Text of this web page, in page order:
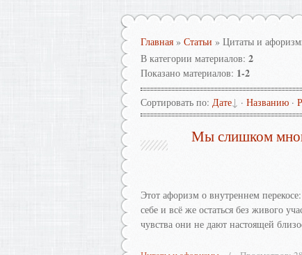
Главная » Статьи » Цитаты и
В категории материалов: 2
Показано материалов: 1-2
Сортировать по: Дате · Названию ·
Мы слишком
Этот афоризм о внутреннем
себе и всё же остаться без живого
чувства они не дают настоящей